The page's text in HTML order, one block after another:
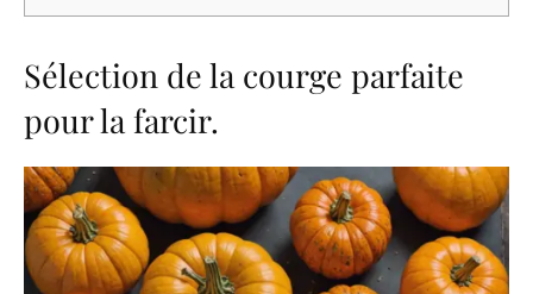
Sélection de la courge parfaite
pour la farcir.